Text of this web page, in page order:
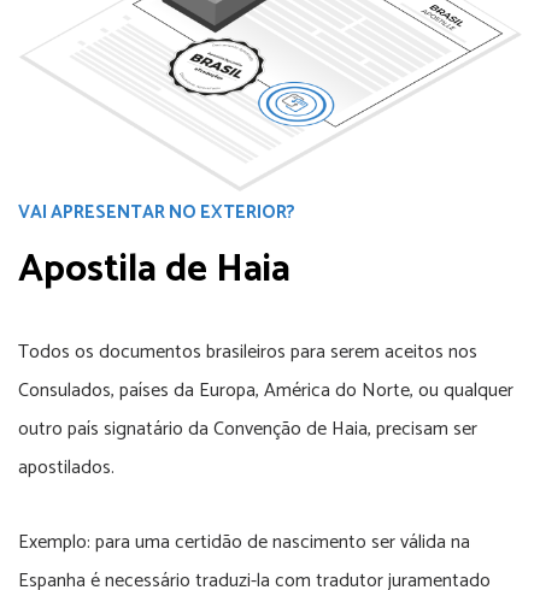
VAI APRESENTAR NO EXTERIOR?
Apostila de Haia
Todos os documentos brasileiros para serem aceitos nos
Consulados, países da Europa, América do Norte, ou qualquer
outro país signatário da Convenção de Haia, precisam ser
apostilados.
Exemplo: para uma certidão de nascimento ser válida na
Espanha é necessário traduzi-la com tradutor juramentado